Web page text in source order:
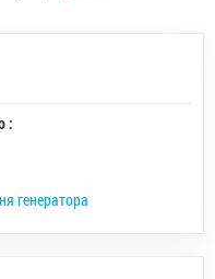
:
генератора